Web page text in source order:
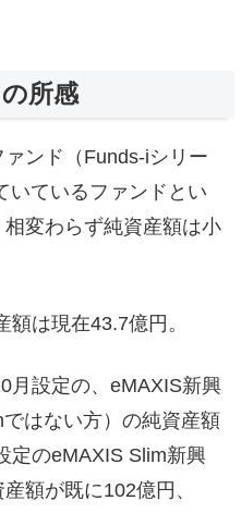
所感
ンド（Funds-iシリー
いているファンドとい
変わらず純資産額は小
は現在43.7億円。
月設定の、eMAXIS新興
はない方）の純資産額
定のeMAXIS Slim新興
額が既に102億円、